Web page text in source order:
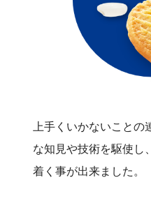
上手くいかないこと
な知見や技術を駆使し
着く事が出来ました。